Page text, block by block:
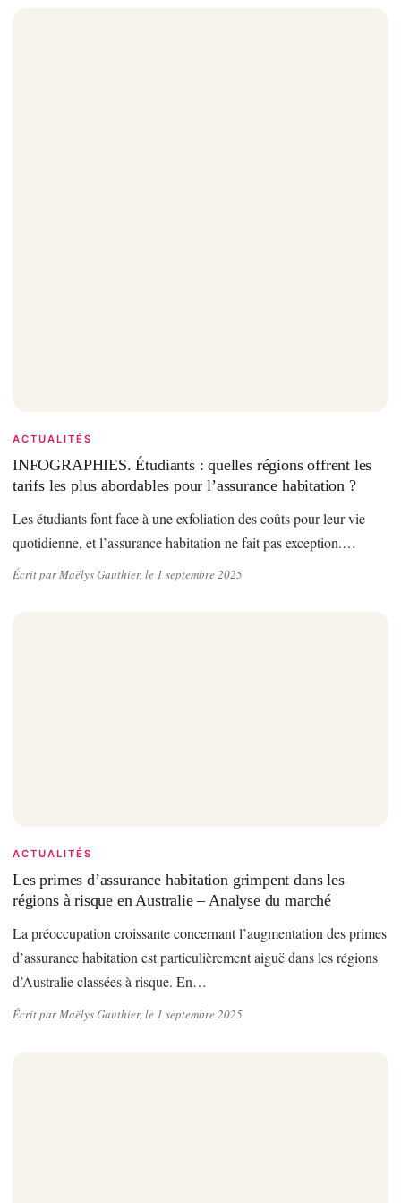
ACTUALITÉS
INFOGRAPHIES. Étudiants : quelles régions offrent les
tarifs les plus abordables pour l’assurance habitation ?
Les étudiants font face à une exfoliation des coûts pour leur vie
quotidienne, et l’assurance habitation ne fait pas exception.…
Écrit par Maëlys Gauthier, le 1 septembre 2025
ACTUALITÉS
Les primes d’assurance habitation grimpent dans les
régions à risque en Australie – Analyse du marché
La préoccupation croissante concernant l’augmentation des primes
d’assurance habitation est particulièrement aiguë dans les régions
d’Australie classées à risque. En…
Écrit par Maëlys Gauthier, le 1 septembre 2025